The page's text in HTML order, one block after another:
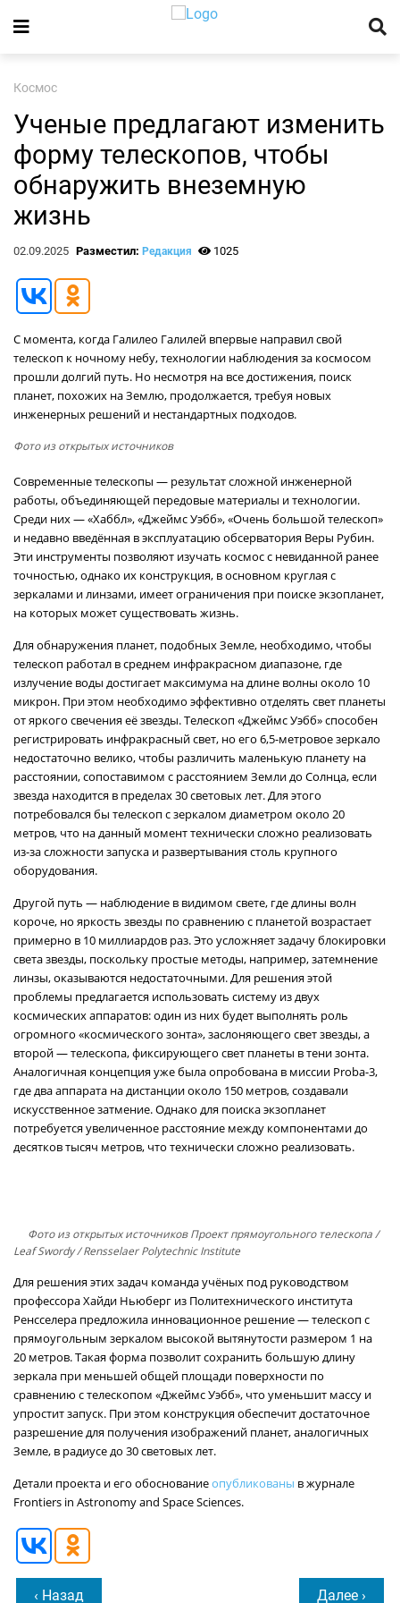
Космос
Ученые предлагают изменить
форму телескопов, чтобы
обнаружить внеземную
жизнь
02.09.2025 Разместил: Редакция 1025
С момента, когда Галилео Галилей впервые направил свой
телескоп к ночному небу, технологии наблюдения за космосом
прошли долгий путь. Но несмотря на все достижения, поиск
планет, похожих на Землю, продолжается, требуя новых
инженерных решений и нестандартных подходов.
Фото из открытых источников
Современные телескопы — результат сложной инженерной
работы, объединяющей передовые материалы и технологии.
Среди них — «Хаббл», «Джеймс Уэбб», «Очень большой телескоп»
и недавно введённая в эксплуатацию обсерватория Веры Рубин.
Эти инструменты позволяют изучать космос с невиданной ранее
точностью, однако их конструкция, в основном круглая с
зеркалами и линзами, имеет ограничения при поиске экзопланет,
на которых может существовать жизнь.
Для обнаружения планет, подобных Земле, необходимо, чтобы
телескоп работал в среднем инфракрасном диапазоне, где
излучение воды достигает максимума на длине волны около 10
микрон. При этом необходимо эффективно отделять свет планеты
от яркого свечения её звезды. Телескоп «Джеймс Уэбб» способен
регистрировать инфракрасный свет, но его 6,5-метровое зеркало
недостаточно велико, чтобы различить маленькую планету на
расстоянии, сопоставимом с расстоянием Земли до Солнца, если
звезда находится в пределах 30 световых лет. Для этого
потребовался бы телескоп с зеркалом диаметром около 20
метров, что на данный момент технически сложно реализовать
из-за сложности запуска и развертывания столь крупного
оборудования.
Другой путь — наблюдение в видимом свете, где длины волн
короче, но яркость звезды по сравнению с планетой возрастает
примерно в 10 миллиардов раз. Это усложняет задачу блокировки
света звезды, поскольку простые методы, например, затемнение
линзы, оказываются недостаточными. Для решения этой
проблемы предлагается использовать систему из двух
космических аппаратов: один из них будет выполнять роль
огромного «космического зонта», заслоняющего свет звезды, а
второй — телескопа, фиксирующего свет планеты в тени зонта.
Аналогичная концепция уже была опробована в миссии Proba-3,
где два аппарата на дистанции около 150 метров, создавали
искусственное затмение. Однако для поиска экзопланет
потребуется увеличенное расстояние между компонентами до
десятков тысяч метров, что технически сложно реализовать.
Фото из открытых источниковПроект прямоугольного телескопа /
Leaf Swordy / Rensselaer Polytechnic Institute
Для решения этих задач команда учёных под руководством
профессора Хайди Ньюберг из Политехнического института
Ренсселера предложила инновационное решение — телескоп с
прямоугольным зеркалом высокой вытянутости размером 1 на
20 метров. Такая форма позволит сохранить большую длину
зеркала при меньшей общей площади поверхности по
сравнению с телескопом «Джеймс Уэбб», что уменьшит массу и
упростит запуск. При этом конструкция обеспечит достаточное
разрешение для получения изображений планет, аналогичных
Земле, в радиусе до 30 световых лет.
Детали проекта и его обоснованиеопубликованы в журнале
Frontiers in Astronomy and Space Sciences.
‹ Назад Далее ›